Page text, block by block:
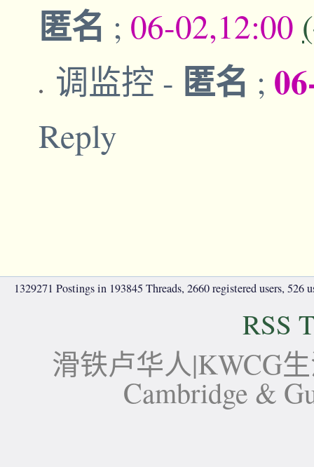
匿名 ; 06-02,12:00
调监控 - 匿名 ;
Reply
1329271 Postings in 193845 Threads, 2660 registered users, 526
RSS
滑铁卢华人|KWCG
Cambridge &